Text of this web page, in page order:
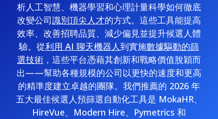
析人工智慧、機器學習和心理計量科學如何徹底
改變公司識別頂尖人才的方式。這些工具能提高
效率、改善招聘品質、減少偏見並提升候選人體
驗。從利用 AI 聊天機器人到實施數據驅動的篩
選技術 ，這些平台憑藉其創新和戰略價值脫穎而
出——幫助各種規模的公司以更快的速度和更高
的精準度建立卓越的團隊。我們推薦的 2026 年
五大最佳候選人預篩選自動化工具是 MokaHR、
HireVue、Modern Hire、Pymetrics 和